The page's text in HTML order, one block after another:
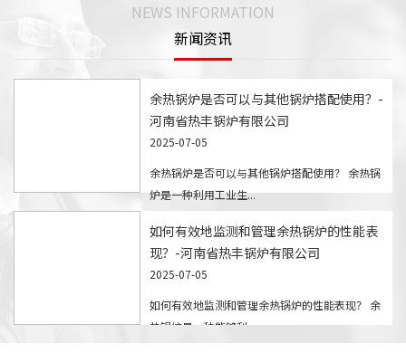
NEWS INFORMATION
新闻资讯
余热锅炉是否可以与其他锅炉搭配使用？-
河南省热丰锅炉有限公司
2025-07-05
余热锅炉是否可以与其他锅炉搭配使用？ 余热锅
炉是一种利用工业生...
如何有效地监测和管理余热锅炉的性能表
现？-河南省热丰锅炉有限公司
2025-07-05
如何有效地监测和管理余热锅炉的性能表现？ 余
热锅炉是一种能够利...